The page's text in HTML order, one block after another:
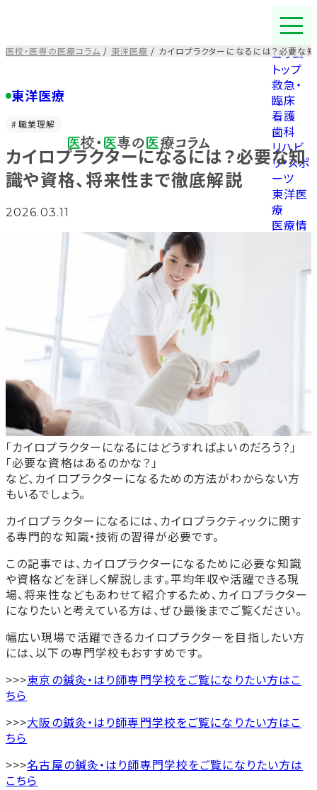
テ
ン
を
ス
キ
プ
す
る
コラム
トップ
救急・
臨床
看護
歯科
リハビ
リ・スポ
ーツ
東洋医
療
医療情
医校・医専の医療コラム / 東洋医療 / カイロプラクターになるには？必要な
東洋医療
職業理解
カイロプラクターになるには？必要な知
識や資格、将来性まで徹底解説
2026.03.11
「カイロプラクターになるにはどうすればよいのだろう？」
「必要な資格はあるのかな？」
など、カイロプラクターになるための方法がわからない方
もいるでしょう。
カイロプラクターになるには、カイロプラクティックに関す
る専門的な知識・技術の習得が必要です。
この記事では、カイロプラクターになるために必要な知識
や資格などを詳しく解説します。平均年収や活躍できる現
場、将来性などもあわせて紹介するため、カイロプラクター
になりたいと考えている方は、ぜひ最後までご覧ください。
幅広い現場で活躍できるカイロプラクターを目指したい方
には、以下の専門学校もおすすめです。
>>>東京の鍼灸・はり師専門学校をご覧になりたい方はこ
ちら
>>>大阪の鍼灸・はり師専門学校をご覧になりたい方はこ
ちら
>>>名古屋の鍼灸・はり師専門学校をご覧になりたい方は
こちら